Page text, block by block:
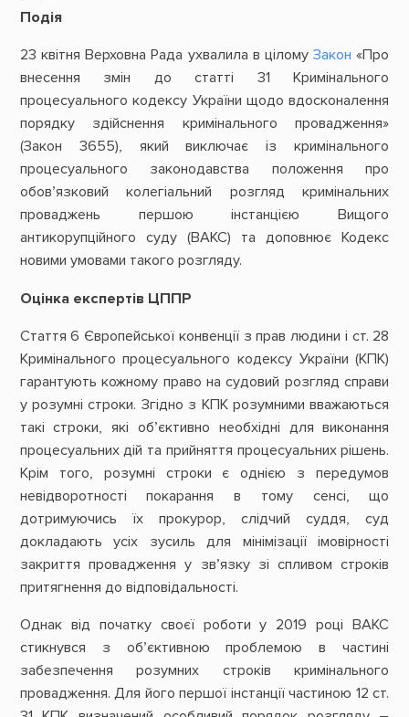
Подія
23 квітня Верховна Рада ухвалила в ціломуЗакон «Про
внесення змін до статті 31 Кримінального
процесуального кодексу України щодо вдосконалення
порядку здійснення кримінального провадження»
(Закон 3655), який виключає із кримінального
процесуального законодавства положення про
обов’язковий колегіальний розгляд кримінальних
проваджень першою інстанцією Вищого
антикорупційного суду (ВАКС) та доповнює Кодекс
новими умовами такого розгляду.
Оцінка експертів ЦППР
Стаття 6 Європейської конвенції з прав людини і ст. 28
Кримінального процесуального кодексу України (КПК)
гарантують кожному право на судовий розгляд справи
у розумні строки. Згідно з КПК розумними вважаються
такі строки, які об’єктивно необхідні для виконання
процесуальних дій та прийняття процесуальних рішень.
Крім того, розумні строки є однією з передумов
невідворотності покарання в тому сенсі, що
дотримуючись їх прокурор, слідчий суддя, суд
докладають усіх зусиль для мінімізації імовірності
закриття провадження у зв’язку зі спливом строків
притягнення до відповідальності.
Однак від початку своєї роботи у 2019 році ВАКС
стикнувся з об’єктивною проблемою в частині
забезпечення розумних строків кримінального
провадження. Для його першої інстанції частиною 12 ст.